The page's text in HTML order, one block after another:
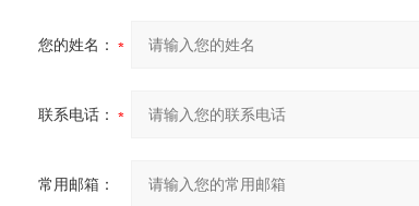
您的姓名：
联系电话：
常用邮箱：